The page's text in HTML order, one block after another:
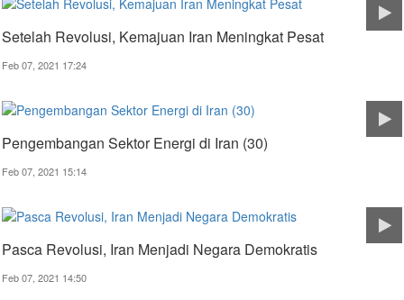
Setelah Revolusi, Kemajuan Iran Meningkat Pesat
Feb 07, 2021 17:24
Pengembangan Sektor Energi di Iran (30)
Feb 07, 2021 15:14
Pasca Revolusi, Iran Menjadi Negara Demokratis
Feb 07, 2021 14:50